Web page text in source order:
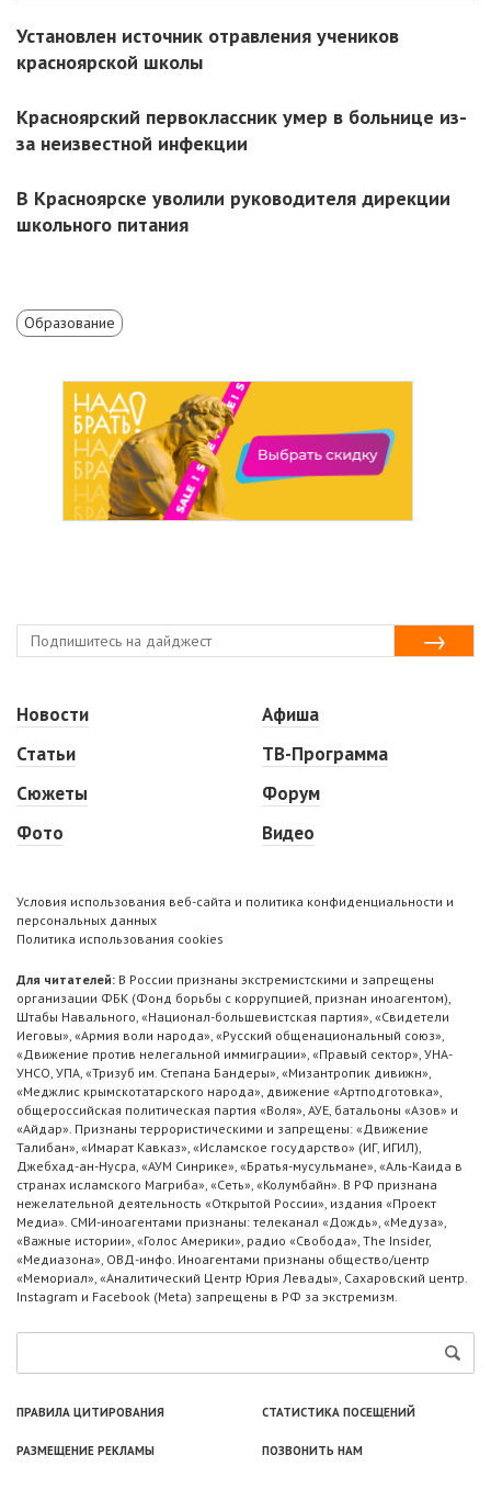
Установлен источник отравления учеников
красноярской школы
Красноярский первоклассник умер в больнице из-
за неизвестной инфекции
В Красноярске уволили руководителя дирекции
школьного питания
Образование
Новости
Статьи
Сюжеты
Фото
Афиша
ТВ-Программа
Форум
Видео
Условия использования веб-сайта и политика конфиденциальности и
персональных данных
Политика использования cookies
Для читателей: В России признаны экстремистскими и запрещены
организации ФБК (Фонд борьбы с коррупцией, признан иноагентом),
Штабы Навального, «Национал-большевистская партия», «Свидетели
Иеговы», «Армия воли народа», «Русский общенациональный союз»,
«Движение против нелегальной иммиграции», «Правый сектор», УНА-
УНСО, УПА, «Тризуб им. Степана Бандеры», «Мизантропик дивижн»,
«Меджлис крымскотатарского народа», движение «Артподготовка»,
общероссийская политическая партия «Воля», АУЕ, батальоны «Азов» и
«Айдар». Признаны террористическими и запрещены: «Движение
Талибан», «Имарат Кавказ», «Исламское государство» (ИГ, ИГИЛ),
Джебхад-ан-Нусра, «АУМ Синрике», «Братья-мусульмане», «Аль-Каида в
странах исламского Магриба», «Сеть», «Колумбайн». В РФ признана
нежелательной деятельность «Открытой России», издания «Проект
Медиа». СМИ-иноагентами признаны: телеканал «Дождь», «Медуза»,
«Важные истории», «Голос Америки», радио «Свобода», The Insider,
«Медиазона», ОВД-инфо. Иноагентами признаны общество/центр
«Мемориал», «Аналитический Центр Юрия Левады», Сахаровский центр.
Instagram и Facebook (Metа) запрещены в РФ за экстремизм.
ПРАВИЛА ЦИТИРОВАНИЯ СТАТИСТИКА ПОСЕЩЕНИЙ
РАЗМЕЩЕНИЕ РЕКЛАМЫ ПОЗВОНИТЬ НАМ